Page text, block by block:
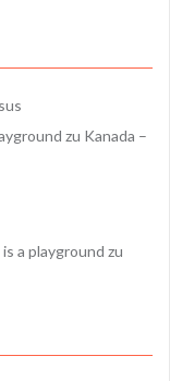
zu Kanada –
a playground zu